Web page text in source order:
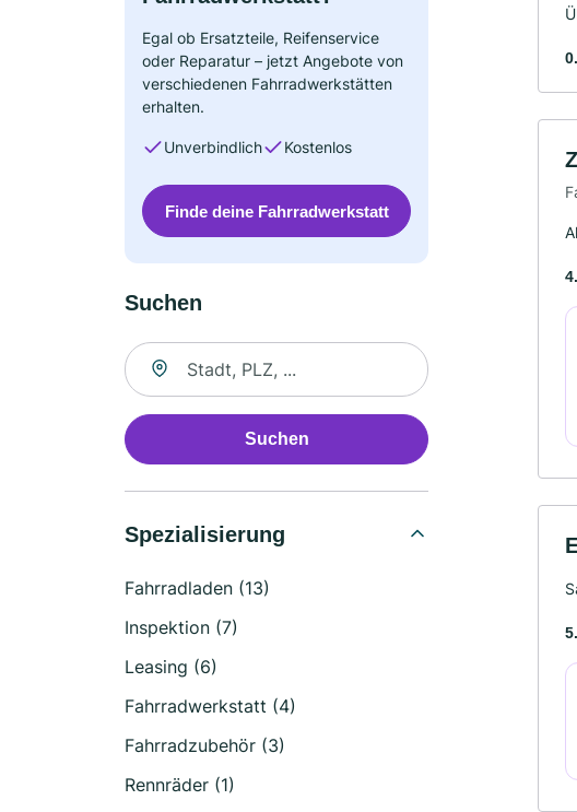
Egal ob Ersatzteile, Reifenservice
oder Reparatur – jetzt Angebote von
verschiedenen Fahrradwerkstätten
erhalten.
Unverbindlich Kostenlos
Finde deine Fahrradwerkstatt
Suchen
Suche nach Ort
Suchen
Spezialisierung
Fahrradladen (13)
Inspektion (7)
Leasing (6)
Fahrradwerkstatt (4)
Fahrradzubehör (3)
Rennräder (1)